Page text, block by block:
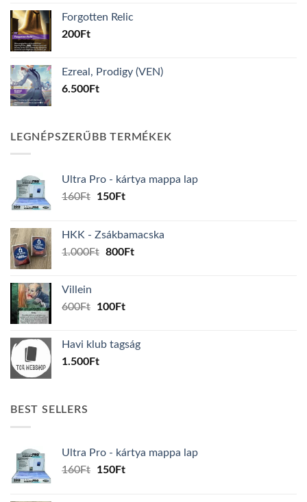
200Ft.16Ft.
Forgotten Relic
200Ft
Ezreal, Prodigy (VEN)
6.500Ft
LEGNÉPSZERŰBB TERMÉKEK
Ultra Pro - kártya mappa lap
160Ft
Original
160Ft.
150FtCurrent
150Ft.
HKK - Zsákbamacska
1.000Ft Original
800FtCurrent
Villein
600Ft
Original
600Ft.
100FtCurrent
100Ft.
Havi klub tagság
1.500Ft
BEST SELLERS
Ultra Pro - kártya mappa lap
160Ft
Original
150FtCurrent